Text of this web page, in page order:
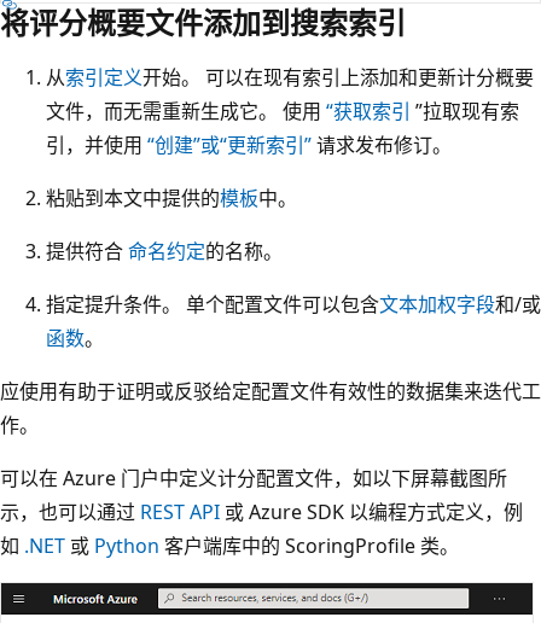
将评分概要文件添加到搜索索引
从索引定义开始。 可以在现有索引上添加和更新计分概要
文件，而无需重新生成它。 使用 “获取索引 ”拉取现有索
引，并使用 “创建”或“更新索引”请求发布修订。
粘贴到本文中提供的模板中。
提供符合命名约定的名称。
指定提升条件。 单个配置文件可以包含文本加权字段和/或
函数。
应使用有助于证明或反驳给定配置文件有效性的数据集来迭代工
作。
可以在 Azure 门户中定义计分配置文件，如以下屏幕截图所
示，也可以通过 REST API 或 Azure SDK 以编程方式定义，例
如 .NET 或 Python 客户端库中的 ScoringProfile 类。